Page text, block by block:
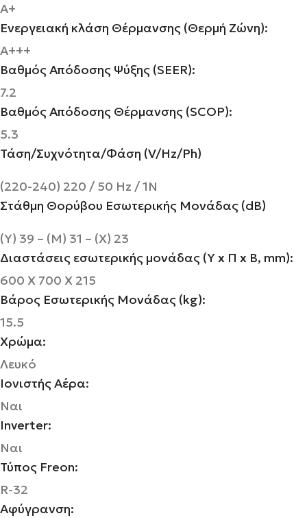
A+
Ενεργειακή κλάση Θέρμανσης (Θερμή Ζώνη):
A+++
Βαθμός Απόδοσης Ψύξης (SEER):
7.2
Βαθμός Απόδοσης Θέρμανσης (SCOP):
5.3
Τάση/Συχνότητα/Φάση (V/Hz/Ph)
(220-240) 220 / 50 Hz / 1N
Στάθμη Θορύβου Εσωτερικής Μονάδας (dB)
(Υ) 39 – (Μ) 31 – (Χ) 23
Διαστάσεις εσωτερικής μονάδας (Υ x Π x Β, mm):
600 Χ 700 Χ 215
Βάρος Εσωτερικής Μονάδας (kg):
15.5
Χρώμα:
Λευκό
Ιονιστής Αέρα:
Ναι
Inverter:
Ναι
Τύπος Freon:
R-32
Αφύγρανση: